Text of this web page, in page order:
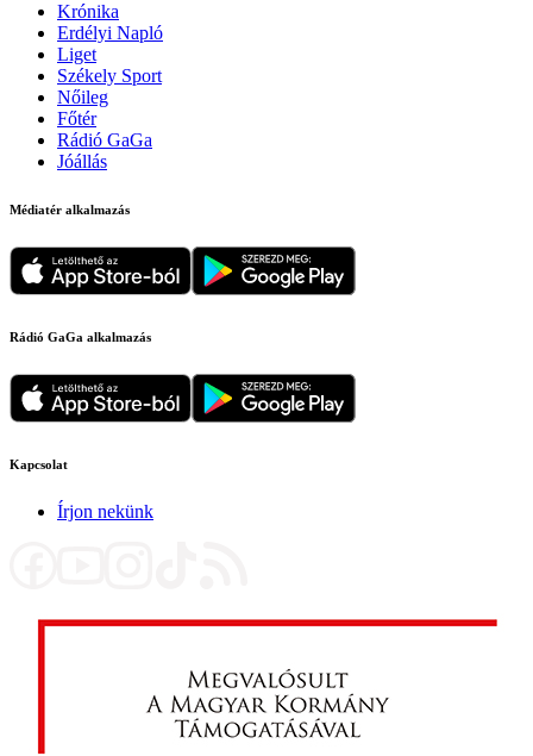
Krónika
Erdélyi Napló
Liget
Székely Sport
Nőileg
Főtér
Rádió GaGa
Jóállás
Médiatér alkalmazás
Rádió GaGa alkalmazás
Kapcsolat
Írjon nekünk